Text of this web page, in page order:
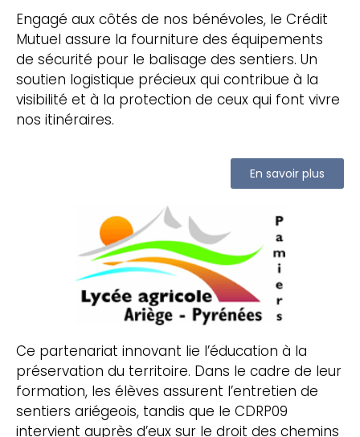
Engagé aux côtés de nos bénévoles, le Crédit
Mutuel assure la fourniture des équipements
de sécurité pour le balisage des sentiers. Un
soutien logistique précieux qui contribue à la
visibilité et à la protection de ceux qui font vivre
nos itinéraires.
En savoir plus
Ce partenariat innovant lie l’éducation à la
préservation du territoire. Dans le cadre de leur
formation, les élèves assurent l’entretien de
sentiers ariégeois, tandis que le CDRP09
intervient auprès d’eux sur le droit des chemins